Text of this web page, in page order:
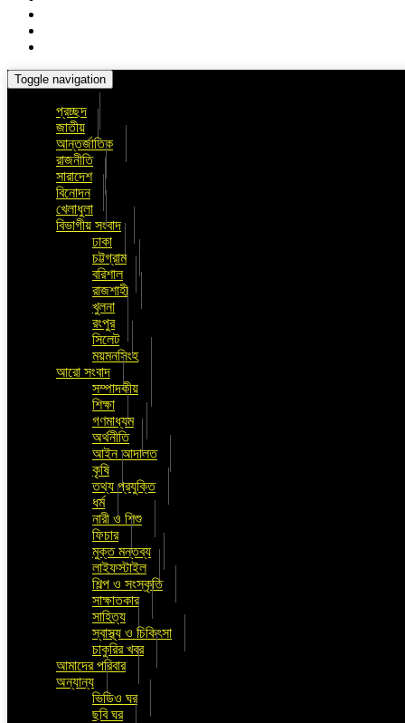
Toggle navigation
প্রচ্ছদ
জাতীয়
আন্তর্জাতিক
রাজনীতি
সারাদেশ
বিনোদন
খেলাধুলা
বিভাগীয় সংবাদ
ঢাকা
চট্টগ্রাম
বরিশাল
রাজশাহী
খুলনা
রংপুর
সিলেট
ময়মনসিংহ
আরো সংবাদ
সম্পাদকীয়
শিক্ষা
গণমাধ্যম
অর্থনীতি
আইন আদালত
কৃষি
তথ্য প্রযুক্তি
ধর্ম
নারী ও শিশু
ফিচার
মুক্ত মন্তব্য
লাইফস্টাইল
শিল্প ও সংস্কৃতি
সাক্ষাতকার
সাহিত্য
স্বাস্থ্য ও চিকিৎসা
চাকুরির খবর
আমাদের পরিবার
অন্যান্য
ভিডিও ঘর
ছবি ঘর